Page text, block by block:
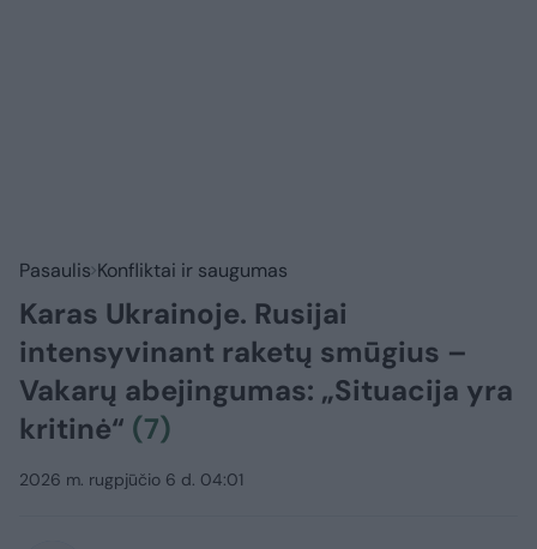
Pasaulis Konfliktai ir saugumas
Karas Ukrainoje. Rusijai
intensyvinant raketų smūgius –
Vakarų abejingumas: „Situacija yra
kritinė“ (7)
2026 m. rugpjūčio 6 d. 04:01